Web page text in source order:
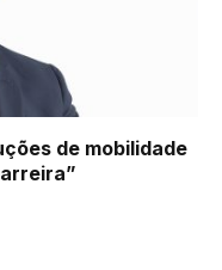
de mobilidade